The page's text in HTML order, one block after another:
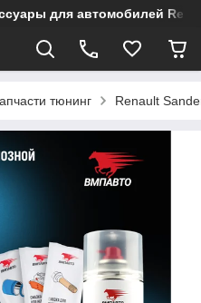
для автомобилей
тюнинг Renault